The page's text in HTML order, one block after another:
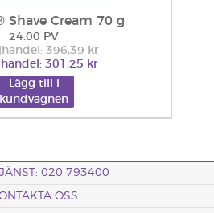
Shave Cream 70 g
24.00 PV
396,39 kr
301,25 kr
Lägg till i
kundvagnen
020 793400
OSS